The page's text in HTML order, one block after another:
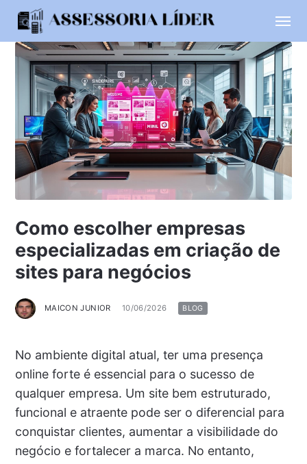
Como escolher empresas
especializadas em criação de
sites para negócios
MAICON JUNIOR 10/06/2026 BLOG
No ambiente digital atual, ter uma presença
online forte é essencial para o sucesso de
qualquer empresa. Um site bem estruturado,
funcional e atraente pode ser o diferencial para
conquistar clientes, aumentar a visibilidade do
negócio e fortalecer a marca. No entanto,